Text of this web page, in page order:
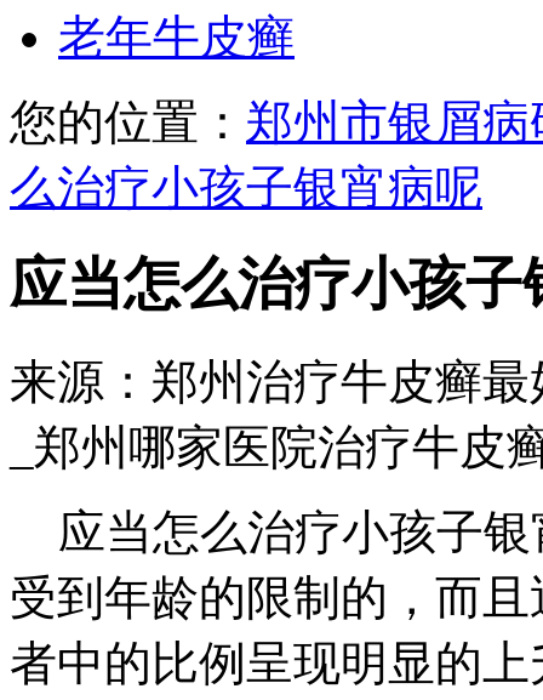
老年牛皮癣
您的位置： 郑州市银屑病
么治疗小孩子银宵病呢
应当怎么治疗小孩子
来源：郑州治疗牛皮癣
_郑州哪家医院治疗牛皮
应当怎么治疗小孩子银
受到年龄的限制的，而
者中的比例呈现明显的